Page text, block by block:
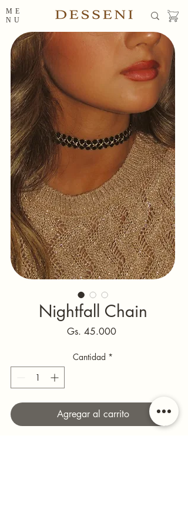
ME
NU
Nightfall Chain
Gs. 45.000Precio
Cantidad *
Agregar al carrito